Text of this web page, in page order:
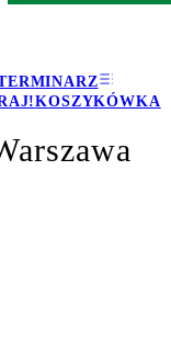
KOSZYKÓWKA